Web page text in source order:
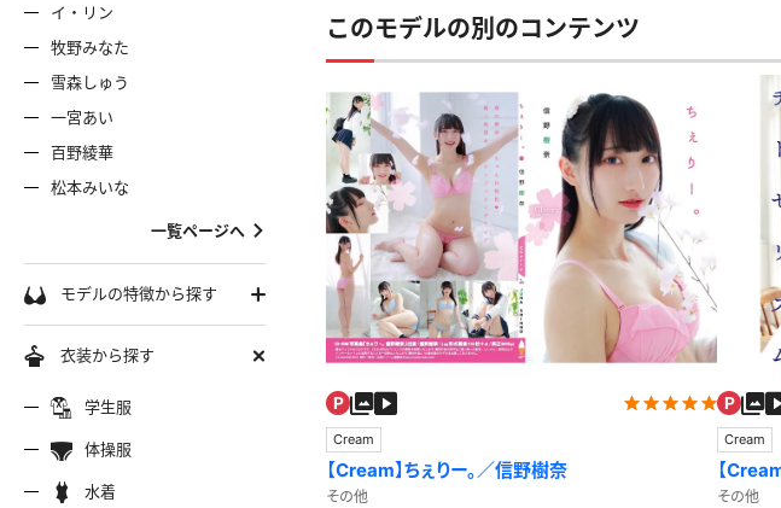
ラー夏服 セーラー中間服
制服カーディガン
イ・リン
牧野みなた
雪森しゅう
一宮あい
百野綾華
松本みいな
一覧ページへ
モデルの特徴から探す
スレンダー
ムチムチ
ミニマム
衣装から探す
学生服
学生服 セーラー夏服
セーラー服 セーラーブレザー
制服シャツ 制服ジャージ
制服パーカー
体操服
ブルマ
水着 水着
このモデルの別のコンテンツ
Cream
【Cream】ちぇりー。／信野樹奈
その他
Cream
【
その他